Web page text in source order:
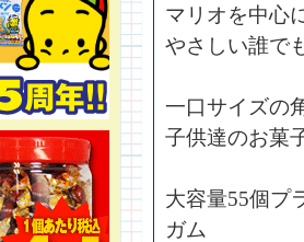
マリオを中心
やさしい誰で
一口サイズの
子供達のお菓
大容量55個プ
ガム